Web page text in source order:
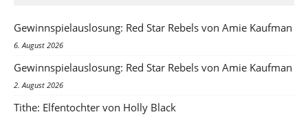
Gewinnspielauslosung: Red Star Rebels von Amie Kaufman
6. August 2026
Gewinnspielauslosung: Red Star Rebels von Amie Kaufman
2. August 2026
Tithe: Elfentochter von Holly Black